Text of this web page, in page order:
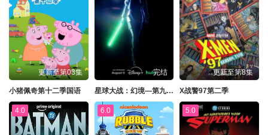
更新至第03集
小猪佩奇第十二季国语
完结
星球大战：幻境—第九个绝地武士
更新至第8集
X战警97第二季
4.0 6.0 5.0